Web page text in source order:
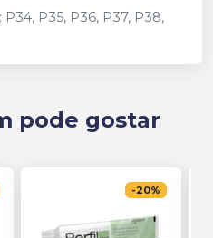
P35, P36, P37, P38,
pode gostar
-20%